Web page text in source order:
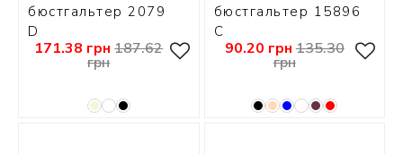
бюстгальтер 2079
D
171.38 грн 187.62
грн
бюстгальтер 15896
С
90.20 грн 135.30
грн